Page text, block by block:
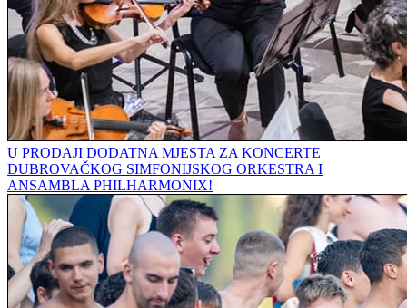
U PRODAJI DODATNA MJESTA ZA KONCERTE
DUBROVAČKOG SIMFONIJSKOG ORKESTRA I
ANSAMBLA PHILHARMONIX!